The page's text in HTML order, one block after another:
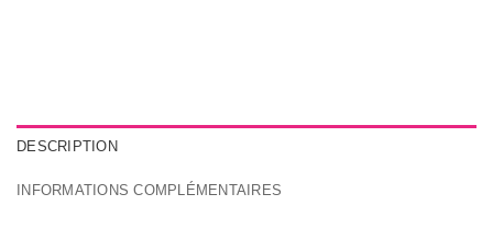
DESCRIPTION
INFORMATIONS COMPLÉMENTAIRES